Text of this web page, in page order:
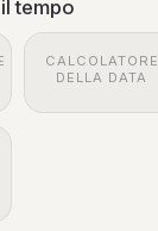
tempo
CALCOLATORE
DELLA DATA